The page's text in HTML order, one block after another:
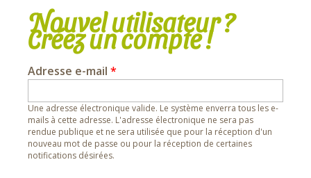
Nouvel utilisateur ?
Créez un compte !
Adresse e-mail *
Une adresse électronique valide. Le système enverra tous les e-
mails à cette adresse. L'adresse électronique ne sera pas
rendue publique et ne sera utilisée que pour la réception d'un
nouveau mot de passe ou pour la réception de certaines
notifications désirées.